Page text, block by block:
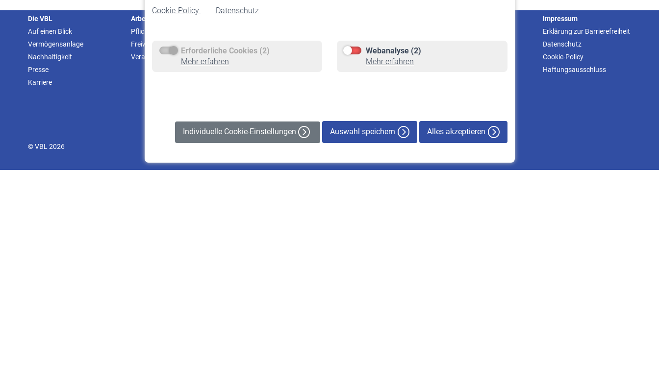
Cookie-Policy
Datenschutz
Erforderliche Cookies (2)
Mehr erfahren
Webanalyse (2)
Mehr erfahren
Individuelle Cookie-Einstellungen Auswahl speichern Alles akzeptieren
Die VBL
Auf einen Blick
Vermögensanlage
Nachhaltigkeit
Presse
Karriere
Arbeitgeber
Pflichtversicherung
Freiwillige Versicherung
Veranstaltungen
Staatliche Förderung
Rente beantragen
Rentenauszahlung
Impressum
Erklärung zur Barrierefreiheit
Datenschutz
Cookie-Policy
Haftungsausschluss
© VBL 2026